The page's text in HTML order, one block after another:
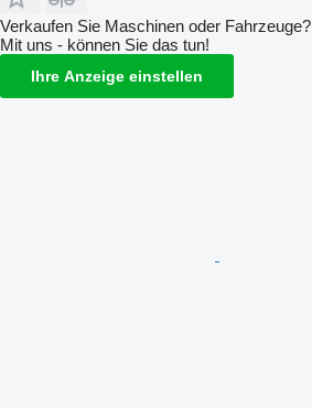
Verkaufen Sie Maschinen oder Fahrzeuge?
Mit uns - können Sie das tun!
Ihre Anzeige einstellen